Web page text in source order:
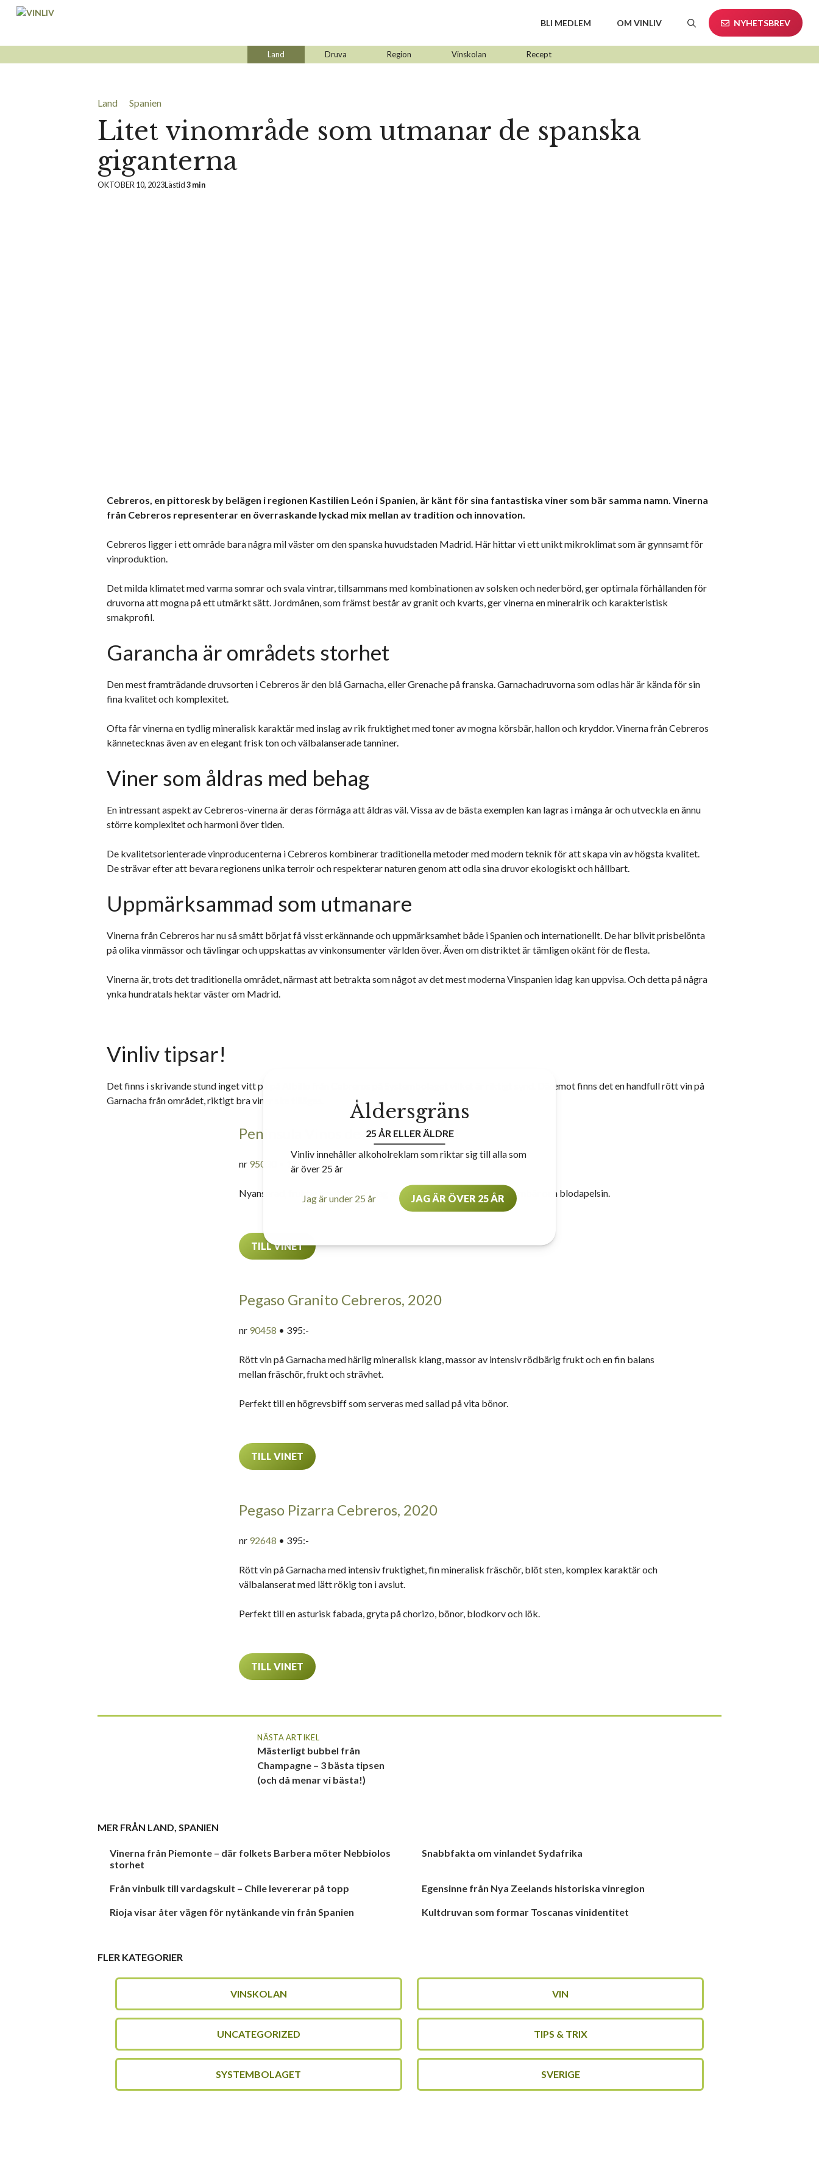
Hoppa
BLI MEDLEM OM VINLIV NYHETSBREV
Land Druva Region Vinskolan Recept
Land Spanien
Litet vinområde som utmanar de spanska
giganterna
OKTOBER 10, 2023Lästid3 min
Cebreros, en pittoresk by belägen i regionen Kastilien León i Spanien, är känt för sina fantastiska viner som bär samma namn. Vinerna
från Cebreros representerar en överraskande lyckad mix mellan av tradition och innovation.
Cebreros ligger i ett område bara några mil väster om den spanska huvudstaden Madrid. Här hittar vi ett unikt mikroklimat som är gynnsamt för
vinproduktion.
Det milda klimatet med varma somrar och svala vintrar, tillsammans med kombinationen av solsken och nederbörd, ger optimala förhållanden för
druvorna att mogna på ett utmärkt sätt. Jordmånen, som främst består av granit och kvarts, ger vinerna en mineralrik och karakteristisk
smakprofil.
Garancha är områdets storhet
Den mest framträdande druvsorten i Cebreros är den blå Garnacha, eller Grenache på franska. Garnachadruvorna som odlas här är kända för sin
fina kvalitet och komplexitet.
Ofta får vinerna en tydlig mineralisk karaktär med inslag av rik fruktighet med toner av mogna körsbär, hallon och kryddor. Vinerna från Cebreros
kännetecknas även av en elegant frisk ton och välbalanserade tanniner.
Viner som åldras med behag
En intressant aspekt av Cebreros-vinerna är deras förmåga att åldras väl. Vissa av de bästa exemplen kan lagras i många år och utveckla en ännu
större komplexitet och harmoni över tiden.
De kvalitetsorienterade vinproducenterna i Cebreros kombinerar traditionella metoder med modern teknik för att skapa vin av högsta kvalitet.
De strävar efter att bevara regionens unika terroir och respekterar naturen genom att odla sina druvor ekologiskt och hållbart.
Uppmärksammad som utmanare
Vinerna från Cebreros har nu så smått börjat få visst erkännande och uppmärksamhet både i Spanien och internationellt. De har blivit prisbelönta
på olika vinmässor och tävlingar och uppskattas av vinkonsumenter världen över. Även om distriktet är tämligen okänt för de flesta.
Vinerna är, trots det traditionella området, närmast att betrakta som något av det mest moderna Vinspanien idag kan uppvisa. Och detta på några
ynka hundratals hektar väster om Madrid.
Vinliv tipsar!
Det finns i skrivande stund inget vitt på på Albillo från Cebreros på Systembolaget vilket är riktigt synd. Däremot finns det en handfull rött vin på
Garnacha från området, riktigt bra viner ska tillägas.
Peninsula Vinos de Cebreros 2021
nr 95030 • 126:-
Nyanserad, fruktig smak med inslag av körsbär, hallon, basilika, björnbär och blodapelsin.
TILL VINET
Pegaso Granito Cebreros, 2020
nr 90458 • 395:-
Rött vin på Garnacha med härlig mineralisk klang, massor av intensiv rödbärig frukt och en fin balans
mellan fräschör, frukt och strävhet.
Perfekt till en högrevsbiff som serveras med sallad på vita bönor.
TILL VINET
Pegaso Pizarra Cebreros, 2020
nr 92648 • 395:-
Rött vin på Garnacha med intensiv fruktighet, fin mineralisk fräschör, blöt sten, komplex karaktär och
välbalanserat med lätt rökig ton i avslut.
Perfekt till en asturisk fabada, gryta på chorizo, bönor, blodkorv och lök.
TILL VINET
NÄSTA ARTIKEL
Mästerligt bubbel från
Champagne – 3 bästa tipsen
(och då menar vi bästa!)
MER FRÅN LAND, SPANIEN
Vinerna från Piemonte – där folkets Barbera möter Nebbiolos
storhet
Snabbfakta om vinlandet Sydafrika
Från vinbulk till vardagskult – Chile levererar på topp Egensinne från Nya Zeelands historiska vinregion
Rioja visar åter vägen för nytänkande vin från Spanien Kultdruvan som formar Toscanas vinidentitet
FLER KATEGORIER
VINSKOLAN VIN
UNCATEGORIZED TIPS & TRIX
SYSTEMBOLAGET SVERIGE
Åldersgräns
25 ÅR ELLER ÄLDRE
Vinliv innehåller alkoholreklam som riktar sig till alla som
är över 25 år
Jag är under 25 år JAG ÄR ÖVER 25 ÅR